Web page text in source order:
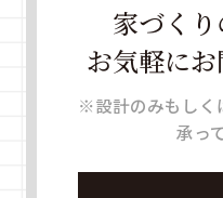
家づく
お気軽に
※設計のみもしく
承っ